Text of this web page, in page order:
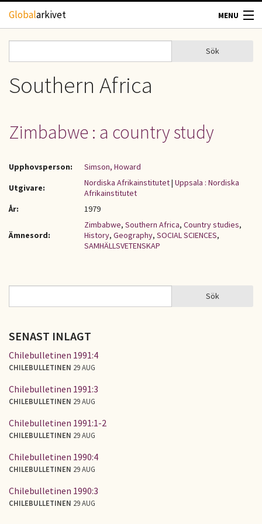
Hoppa till huvudinnehåll
Globalarkivet MENU
TIDSKRIFTER
UPPHOVSRÄTT
OM OSS
Sökformulär
Sök
Southern Africa
Zimbabwe : a country study
Upphovsperson:
Simson, Howard
Utgivare:
Nordiska Afrikainstitutet| Uppsala : Nordiska
Afrikainstitutet
År:
1979
Ämnesord:
Zimbabwe, Southern Africa, Country studies,
History, Geography, SOCIAL SCIENCES,
SAMHÄLLSVETENSKAP
SÖKFORMULÄR Sök
SENAST INLAGT
Chilebulletinen 1991:4
CHILEBULLETINEN 29 AUG
Chilebulletinen 1991:3
CHILEBULLETINEN 29 AUG
Chilebulletinen 1991:1-2
CHILEBULLETINEN 29 AUG
Chilebulletinen 1990:4
CHILEBULLETINEN 29 AUG
Chilebulletinen 1990:3
CHILEBULLETINEN 29 AUG